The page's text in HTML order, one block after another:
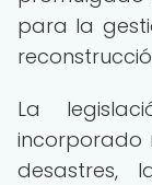
para la
La
incorporado
desastres,